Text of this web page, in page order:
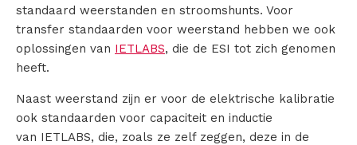
standaard weerstanden en stroomshunts. Voor
transfer standaarden voor weerstand hebben we ook
oplossingen van IETLABS, die de ESI tot zich genomen
heeft.
Naast weerstand zijn er voor de elektrische kalibratie
ook standaarden voor capaciteit en inductie
van IETLABS, die, zoals ze zelf zeggen, deze in de